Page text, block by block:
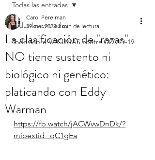
Todas las entradas
Todo sobre VACUNAS contra COVID-19
Todas las entradas
La clasificación de "razas"
NO tiene sustento ni
biológico ni genético:
platicando con Eddy
Warman
Carol Perelman
29 mar 2023 1 min de lectura
https://fb.watch/jACWvwDnDk/?
mibextid=qC1gEa